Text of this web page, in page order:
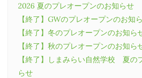
2026 夏のプレオープンのお知らせ
【終了】GWのプレオープンのお知
【終了】冬のプレオープンのお知ら
【終了】秋のプレオープンのお知ら
【終了】しまみらい自然学校 夏の
らせ